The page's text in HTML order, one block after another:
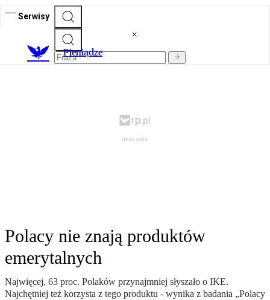
Serwisy
Pieniądze
Polacy nie znają produktów
emerytalnych
Najwięcej, 63 proc. Polaków przynajmniej słyszało o IKE.
Najchętniej też korzysta z tego produktu - wynika z badania „Polacy